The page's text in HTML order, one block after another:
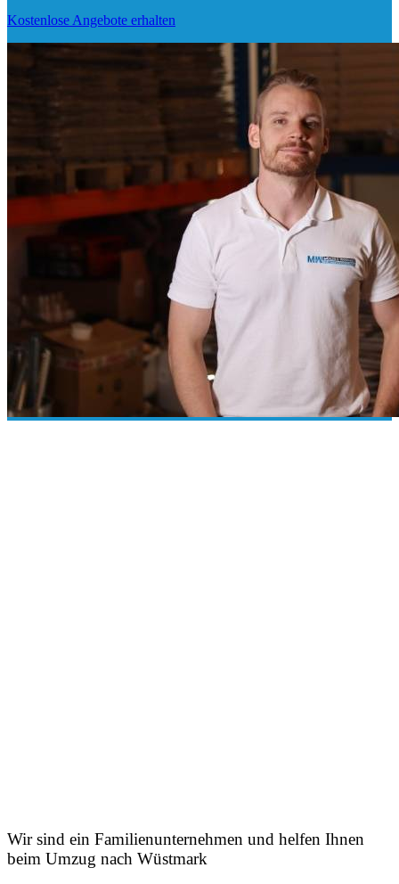
Kostenlose Angebote erhalten
Wir sind ein Familienunternehmen und helfen Ihnen
beim Umzug nach Wüstmark